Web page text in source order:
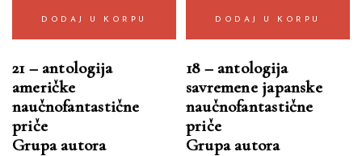
DODAJ U KORPU
21 – antologija
američke
naučnofantastične
priče
Grupa autora
DODAJ U KORPU
18 – antologija
savremene japanske
naučnofantastične
priče
Grupa autora